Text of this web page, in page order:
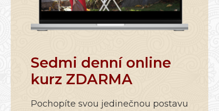
Sedmi denní online
kurz ZDARMA
Pochopíte svou jedinečnou postavu